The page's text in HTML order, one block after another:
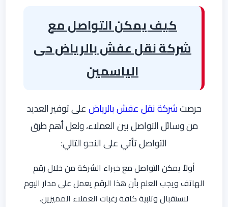
كيف يمكن التواصل مع
شركة نقل عفش بالرياض حى
الياسمين
حرصتشركة نقل عفش بالرياضعلى توفير العديد
من وسائل التواصل بين العملاء، ولعل أهم طرق
التواصل تأتي على النحو التالي:
أولاً يمكن التواصل مع خبراء الشركة من خلال رقم
الهاتف ويجب العلم بأن هذا الرقم يعمل على مدار اليوم
لاستقبال وتلبية كافة رغبات العملاء المميزين.